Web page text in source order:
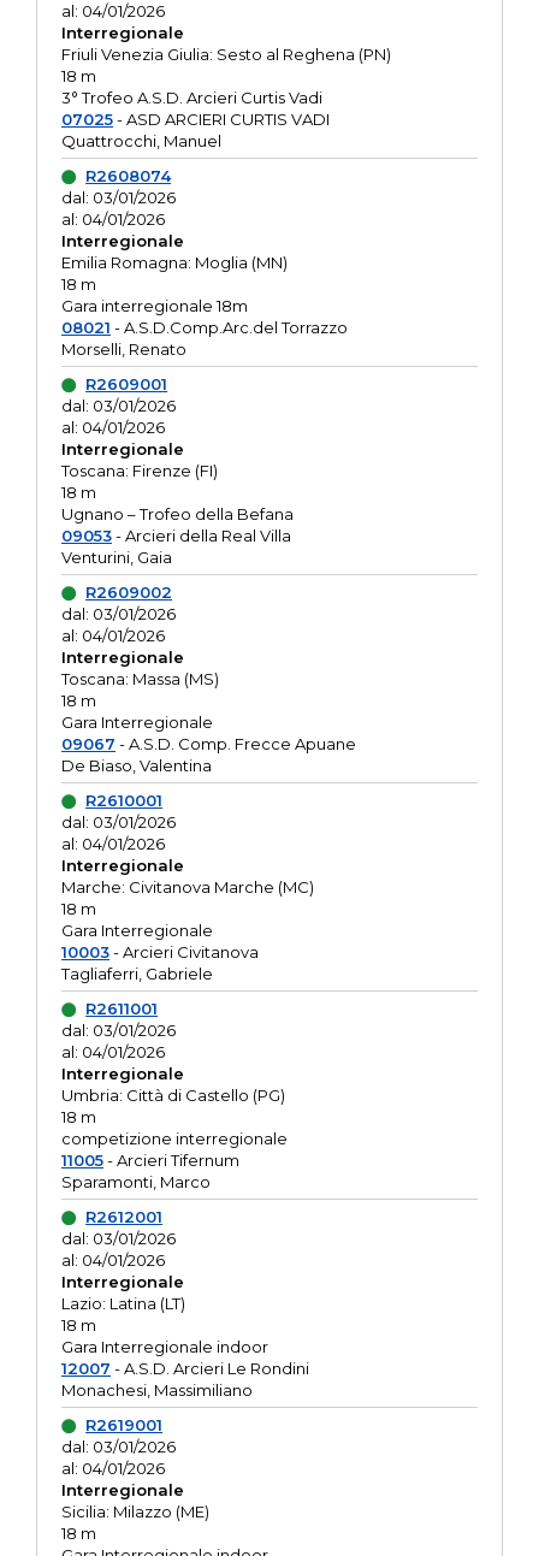
al: 04/01/2026
Interregionale
Friuli Venezia Giulia: Sesto al Reghena (PN)
18 m
3° Trofeo A.S.D. Arcieri Curtis Vadi
07025- ASD ARCIERI CURTIS VADI
Quattrocchi, Manuel
R2608074
dal: 03/01/2026
al: 04/01/2026
Interregionale
Emilia Romagna: Moglia (MN)
18 m
Gara interregionale 18m
08021 - A.S.D.Comp.Arc.del Torrazzo
Morselli, Renato
R2609001
dal: 03/01/2026
al: 04/01/2026
Interregionale
Toscana: Firenze (FI)
18 m
Ugnano – Trofeo della Befana
09053- Arcieri della Real Villa
Venturini, Gaia
R2609002
dal: 03/01/2026
al: 04/01/2026
Interregionale
Toscana: Massa (MS)
18 m
Gara Interregionale
09067 - A.S.D. Comp. Frecce Apuane
De Biaso, Valentina
R2610001
dal: 03/01/2026
al: 04/01/2026
Interregionale
Marche: Civitanova Marche (MC)
18 m
Gara Interregionale
10003- Arcieri Civitanova
Tagliaferri, Gabriele
R2611001
dal: 03/01/2026
al: 04/01/2026
Interregionale
Umbria: Città di Castello (PG)
18 m
competizione interregionale
11005- Arcieri Tifernum
Sparamonti, Marco
R2612001
dal: 03/01/2026
al: 04/01/2026
Interregionale
Lazio: Latina (LT)
18 m
Gara Interregionale indoor
12007 - A.S.D. Arcieri Le Rondini
Monachesi, Massimiliano
R2619001
dal: 03/01/2026
al: 04/01/2026
Interregionale
Sicilia: Milazzo (ME)
18 m